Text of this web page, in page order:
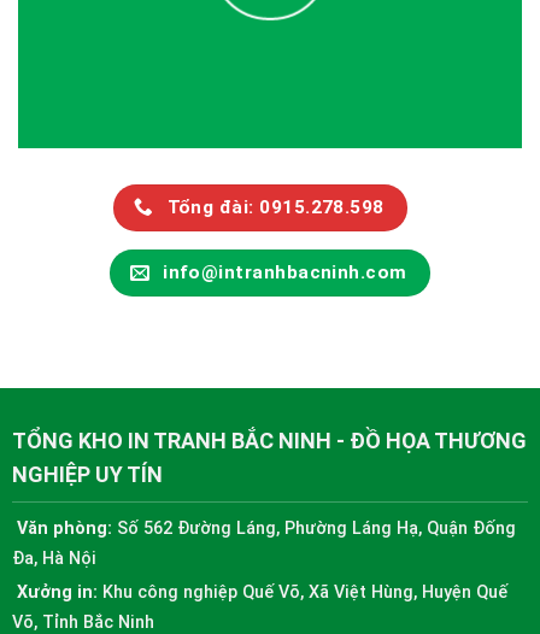
Tổng đài: 0915.278.598
info@intranhbacninh.com
TỔNG KHO IN TRANH BẮC NINH - ĐỒ HỌA THƯƠNG
NGHIỆP UY TÍN
Văn phòng: Số 562 Đường Láng, Phường Láng Hạ, Quận Đống
Đa, Hà Nội
Xưởng in: Khu công nghiệp Quế Võ, Xã Việt Hùng, Huyện Quế
Võ, Tỉnh Bắc Ninh